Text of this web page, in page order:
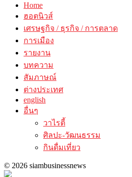
Home
ฮอตนิวส์
เศรษฐกิจ / ธุรกิจ / การตลาด
การเมือง
รายงาน
บทความ
สัมภาษณ์
ต่างประเทศ
english
อื่นๆ
วาไรตี้
ศิลปะ-วัฒนธรรม
กินดื่มเที่ยว
© 2026 siambusinessnews